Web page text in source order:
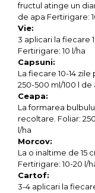
fructul atinge un
de apa Fertirigare:
Vie:
3 aplicari la fiecare
Fertirigare: 10 l/ha
Capsuni:
La fiecare 10-14
250-500 ml/100 l de
Ceapa:
La formarea
recoltare. Foliar:
l/ha
Morcov:
La o inaltime de 15
Fertirigare: 10-20 l/
Cartof:
3-4 aplicari la